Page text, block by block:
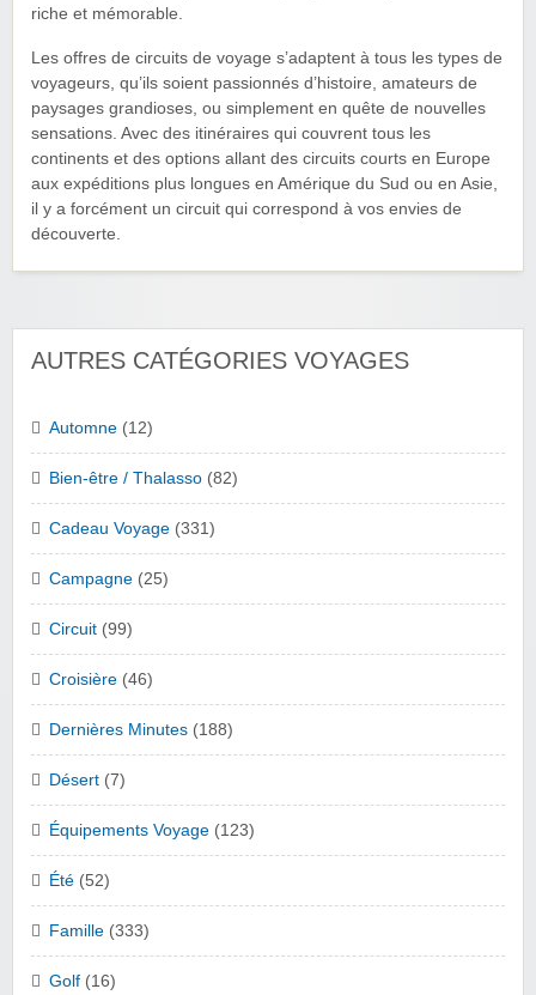
riche et mémorable.
Les offres de circuits de voyage s’adaptent à tous les types de
voyageurs, qu’ils soient passionnés d’histoire, amateurs de
paysages grandioses, ou simplement en quête de nouvelles
sensations. Avec des itinéraires qui couvrent tous les
continents et des options allant des circuits courts en Europe
aux expéditions plus longues en Amérique du Sud ou en Asie,
il y a forcément un circuit qui correspond à vos envies de
découverte.
AUTRES CATÉGORIES VOYAGES
Automne (12)
Bien-être / Thalasso (82)
Cadeau Voyage (331)
Campagne (25)
Circuit (99)
Croisière (46)
Dernières Minutes (188)
Désert (7)
Équipements Voyage (123)
Été (52)
Famille (333)
Golf (16)